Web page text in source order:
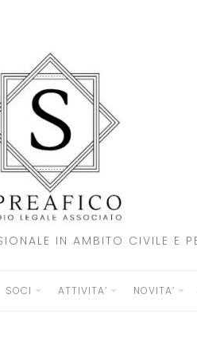
IN AMBITO CIVILE E
SOCI ATTIVITA’ NOVITA’